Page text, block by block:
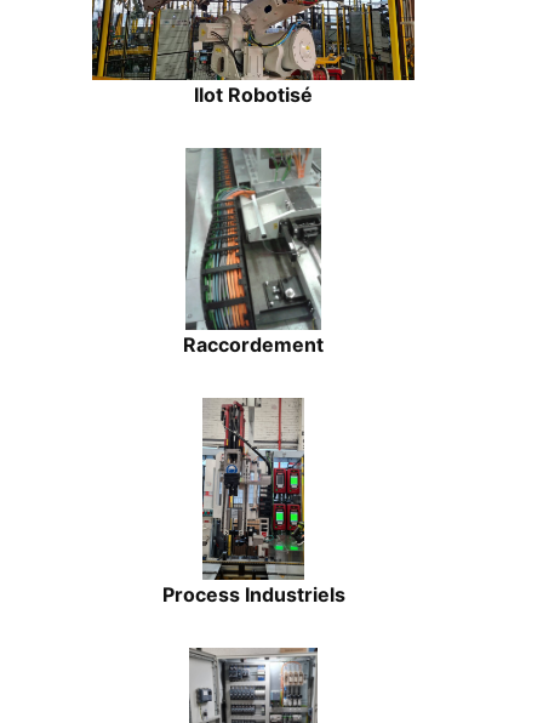
Ilot Robotisé
Raccordement
Process Industriels